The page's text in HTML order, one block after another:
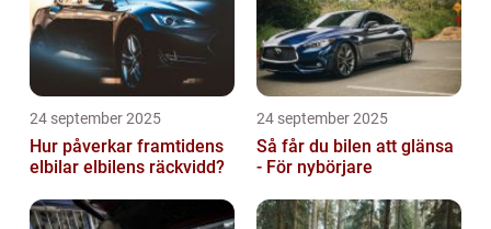
24 september 2025
Hur påverkar framtidens
elbilar elbilens räckvidd?
24 september 2025
Så får du bilen att glänsa
- För nybörjare